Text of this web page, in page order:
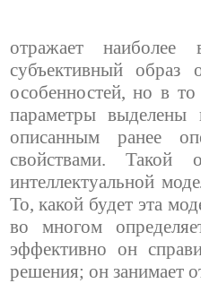
отражает
субъективный образ
особенностей, но в
параметры
описанным ранее
свойствами. Такой
интеллектуальной
То, какой будет эта
во многом
эффективно он
решения; он занимает